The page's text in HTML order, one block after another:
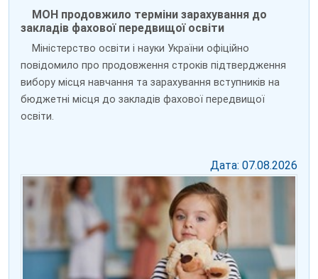
МОН продовжило терміни зарахування до
закладів фахової передвищої освіти
Міністерство освіти і науки України офіційно
повідомило про продовження строків підтвердження
вибору місця навчання та зарахування вступників на
бюджетні місця до закладів фахової передвищої
освіти.
Дата: 07.08.2026